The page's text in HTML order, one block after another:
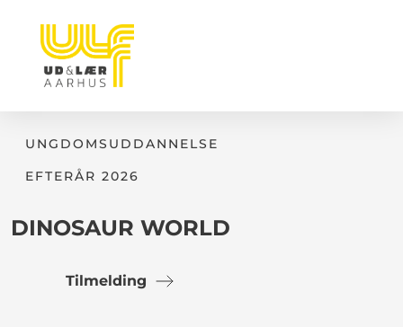
UNGDOMSUDDANNELSE
EFTERÅR 2026
DINOSAUR WORLD
Tilmelding